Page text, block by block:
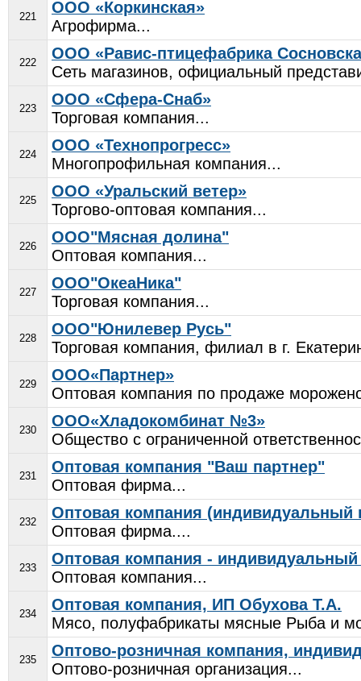
221
ООО «Коркинская»
Агрофирма...
222
ООО «Равис-птицефабрика
Сеть магазинов, официальный
223
ООО «Сфера-Снаб»
Торговая компания...
224
ООО «Технопрогресс»
Многопрофильная компания...
225
ООО «Уральский ветер»
Торгово-оптовая компания...
226
ООО"Мясная долина"
Оптовая компания...
227
ООО"ОкеаНика"
Торговая компания...
228
ООО"Юнилевер Русь"
Торговая компания, филиал в г.
229
ООО«Партнер»
Оптовая компания по продаже
230
ООО«Хладокомбинат №3»
Общество с ограниченной
231
Оптовая компания "Ваш партнер"
Оптовая фирма...
232
Оптовая компания (индивидуальный
Оптовая фирма....
233
Оптовая компания -
Оптовая компания...
234
Оптовая компания, ИП Обухова Т.А.
Мясо, полуфабрикаты мясные Рыба и
235
Оптово-розничная компания,
Оптово-розничная организация...